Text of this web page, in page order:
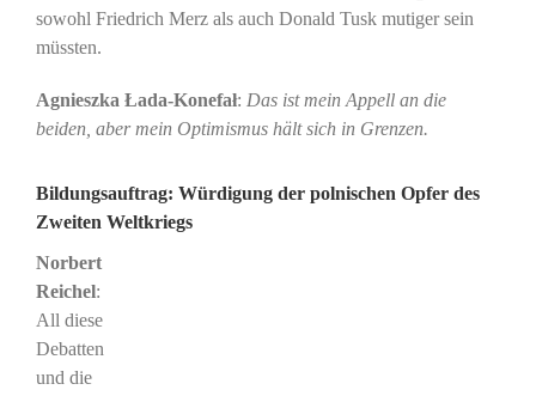
sowohl Friedrich Merz als auch Donald Tusk mutiger sein
müssten.
Agnieszka Łada-Konefał: Das ist mein Appell an die
beiden, aber mein Optimismus hält sich in Grenzen.
Bildungsauftrag: Würdigung der polnischen Opfer des
Zweiten Weltkriegs
Norbert
Reichel:
All diese
Debatten
und die